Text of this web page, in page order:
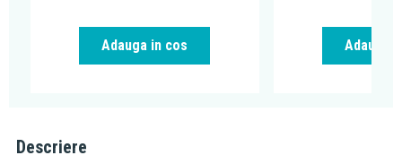
Adauga in cos Adauga
Descriere